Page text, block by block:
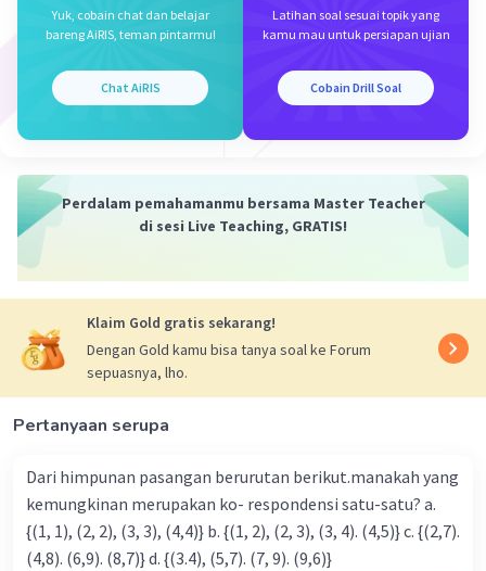
Yuk, cobain chat dan belajar
bareng AiRIS, teman pintarmu!
Chat AiRIS
Latihan soal sesuai topik yang
kamu mau untuk persiapan ujian
Cobain Drill Soal
Perdalam pemahamanmu bersama Master Teacher
di sesi Live Teaching, GRATIS!
Klaim Gold gratis sekarang!
Dengan Gold kamu bisa tanya soal ke Forum
sepuasnya, lho.
Pertanyaan serupa
Dari himpunan pasangan berurutan berikut.manakah yang
kemungkinan merupakan ko- respondensi satu-satu? a.
{(1, 1), (2, 2), (3, 3), (4,4)} b. {(1, 2), (2, 3), (3, 4). (4,5)} c. {(2,7).
(4,8). (6,9). (8,7)} d. {(3.4), (5,7). (7, 9). (9,6)}